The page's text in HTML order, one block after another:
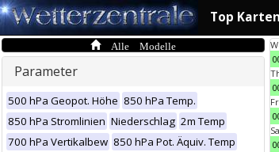
Top Karten
Alle Modelle
Parameter
500 hPa Geopot. Höhe 850 hPa Temp.
850 hPa Stromlinien Niederschlag 2m Temp
700 hPa Vertikalbew 850 hPa Pot. Äquiv. Temp